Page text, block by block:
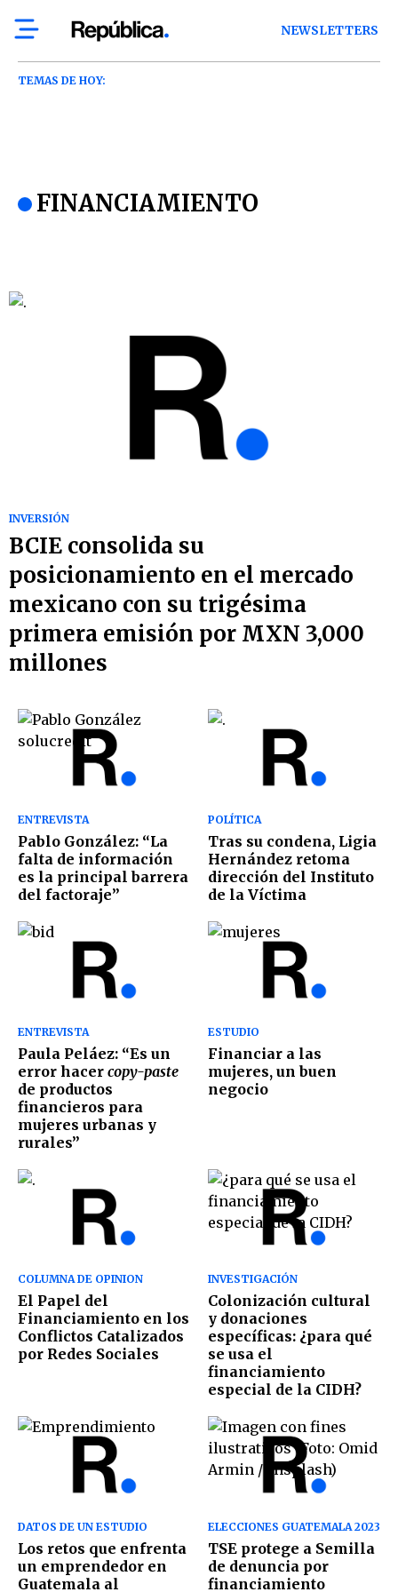
NEWSLETTERS
TEMAS DE HOY:
FINANCIAMIENTO
INVERSIÓN
BCIE consolida su
posicionamiento en el mercado
mexicano con su trigésima
primera emisión por MXN 3,000
millones
ENTREVISTA
Pablo González: “La
falta de información
es la principal barrera
del factoraje”
POLÍTICA
Tras su condena, Ligia
Hernández retoma
dirección del Instituto
de la Víctima
ENTREVISTA
Paula Peláez: “Es un
error hacer copy-paste
de productos
financieros para
mujeres urbanas y
rurales”
ESTUDIO
Financiar a las
mujeres, un buen
negocio
COLUMNA DE OPINION
El Papel del
Financiamiento en los
Conflictos Catalizados
por Redes Sociales
INVESTIGACIÓN
Colonización cultural
y donaciones
específicas: ¿para qué
se usa el
financiamiento
especial de la CIDH?
DATOS DE UN ESTUDIO
Los retos que enfrenta
un emprendedor en
Guatemala al
ELECCIONES GUATEMALA 2023
TSE protege a Semilla
de denuncia por
financiamiento